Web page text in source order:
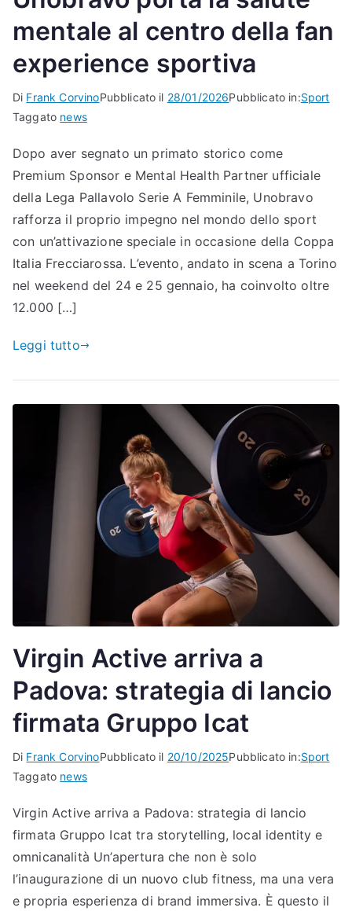
mentale al centro della fan
experience sportiva
Di Frank CorvinoPubblicato il 28/01/2026Pubblicato in:Sport
Taggato news
Dopo aver segnato un primato storico come
Premium Sponsor e Mental Health Partner ufficiale
della Lega Pallavolo Serie A Femminile, Unobravo
rafforza il proprio impegno nel mondo dello sport
con un’attivazione speciale in occasione della Coppa
Italia Frecciarossa. L’evento, andato in scena a Torino
nel weekend del 24 e 25 gennaio, ha coinvolto oltre
12.000 […]
Leggi tutto
Virgin Active arriva a
Padova: strategia di lancio
firmata Gruppo Icat
Di Frank CorvinoPubblicato il 20/10/2025Pubblicato in:Sport
Taggato news
Virgin Active arriva a Padova: strategia di lancio
firmata Gruppo Icat tra storytelling, local identity e
omnicanalità Un’apertura che non è solo
l’inaugurazione di un nuovo club fitness, ma una vera
e propria esperienza di brand immersiva. È questo il